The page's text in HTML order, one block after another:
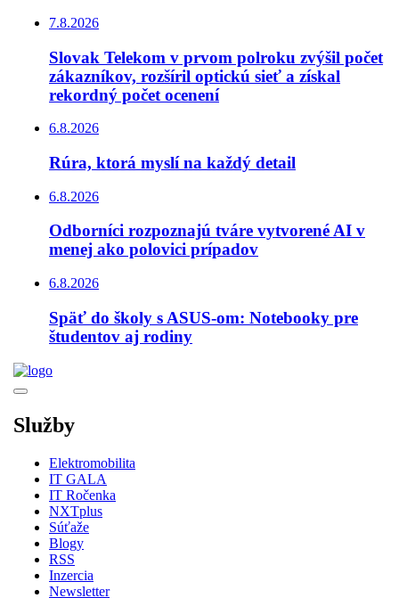
7.8.2026
Slovak Telekom v prvom polroku zvýšil počet
zákazníkov, rozšíril optickú sieť a získal
rekordný počet ocenení
6.8.2026
Rúra, ktorá myslí na každý detail
6.8.2026
Odborníci rozpoznajú tváre vytvorené AI v
menej ako polovici prípadov
6.8.2026
Späť do školy s ASUS-om: Notebooky pre
študentov aj rodiny
Služby
Elektromobilita
IT GALA
IT Ročenka
NXTplus
Súťaže
Blogy
RSS
Inzercia
Newsletter